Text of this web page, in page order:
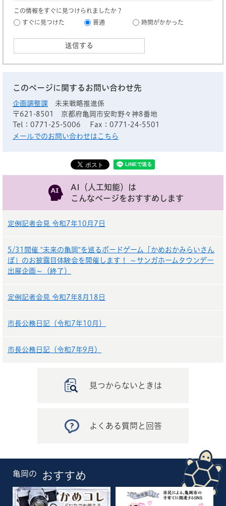
この情報をすぐに見つけられましたか？
すぐに見つけた
普通 時間がかかった
このページに関するお問い合わせ先
企画調整課
未来戦略推進係
〒621-8501
京都府亀岡市安町野々神8番地
Tel：0771-25-5006
Fax：0771-24-5501
メールでのお問い合わせはこちら
AI（人工知能）は
こんなページをおすすめします
定例記者会見 令和7年10月7日
5/31開催 ”未来の亀岡”を巡るボードゲーム「かめおかみらいさん
ぽ」のお披露目体験会を開催します！ ～サンガホームタウンデー
出展企画～（終了）
定例記者会見 令和7年8月18日
市長公務日記（令和7年10月）
市長公務日記（令和7年9月）
見つからないときは
よくある質問と回答
亀岡の おすすめ